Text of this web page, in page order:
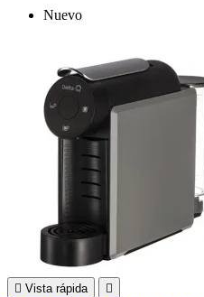
Nuevo
 Vista rápida 